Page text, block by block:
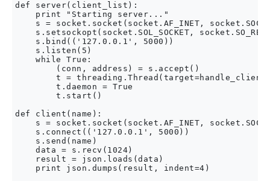
def server(client_list):
    print "Starting server..."
s = socket.socket(socket.AF_INET,
s.setsockopt(socket.SOL_SOCKET,
    s.bind(('127.0.0.1', 5000))
    s.listen(5)
    while True:
        (conn, address) = s.accept()
t =
        t.daemon = True
        t.start()
def client(name):
s = socket.socket(socket.AF_INET,
    s.connect(('127.0.0.1', 5000))
    s.send(name)
    data = s.recv(1024)
    result = json.loads(data)
    print json.dumps(result, indent=4)